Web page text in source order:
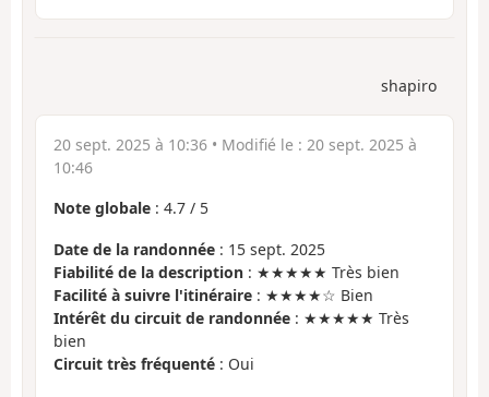
shapiro
20 sept. 2025 à 10:36 • Modifié le : 20 sept. 2025 à
10:46
Note globale : 4.7 / 5
Date de la randonnée : 15 sept. 2025
Fiabilité de la description : ★★★★★ Très bien
Facilité à suivre l'itinéraire : ★★★★☆ Bien
Intérêt du circuit de randonnée : ★★★★★ Très
bien
Circuit très fréquenté : Oui